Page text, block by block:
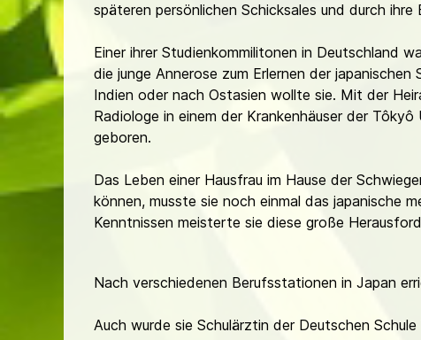
späteren persönlichen Schicksales und durch
Einer ihrer Studienkommilitonen in Deutschland
die junge Annerose zum Erlernen der
Indien oder nach Ostasien wollte sie. Mit der
Radiologe in einem der Krankenhäuser der
geboren.
Das Leben einer Hausfrau im Hause der
können, musste sie noch einmal das japanische
Kenntnissen meisterte sie diese große
Nach verschiedenen Berufsstationen in Japan
Auch wurde sie Schulärztin der Deutschen